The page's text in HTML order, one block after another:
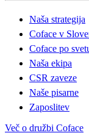
Naša strategija
Coface v
Coface po
Naša ekipa
CSR zaveze
Naše pisarne
Zaposlitev
Več o družbi Coface